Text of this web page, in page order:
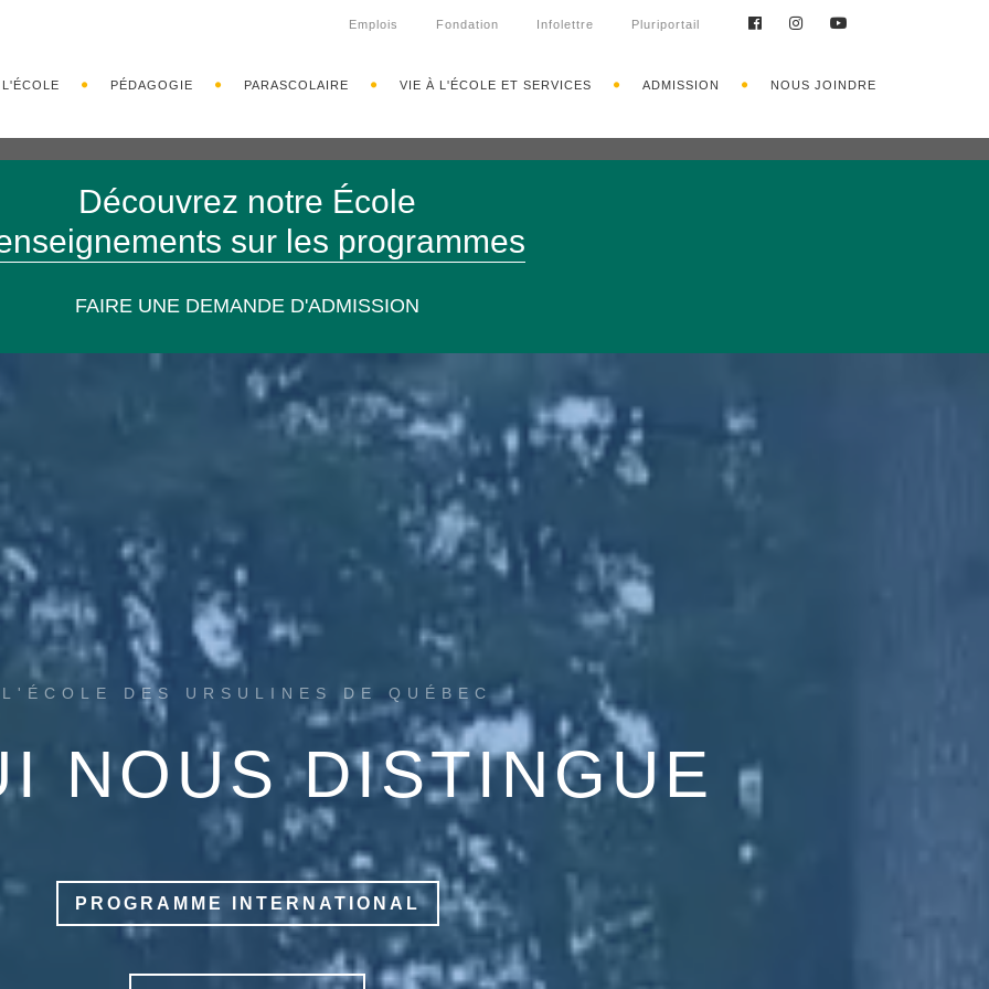
Emplois Fondation Infolettre Pluriportail
L'ÉCOLE PÉDAGOGIE PARASCOLAIRE VIE À L'ÉCOLE ET SERVICES ADMISSION NOUS JOINDRE
Découvrez notre École
sur les programmes
FAIRE UNE DEMANDE D'ADMISSION
L'ÉCOLE DES URSULINES DE QUÉBEC
NOUS DISTINGUE
PROGRAMME INTERNATIONAL